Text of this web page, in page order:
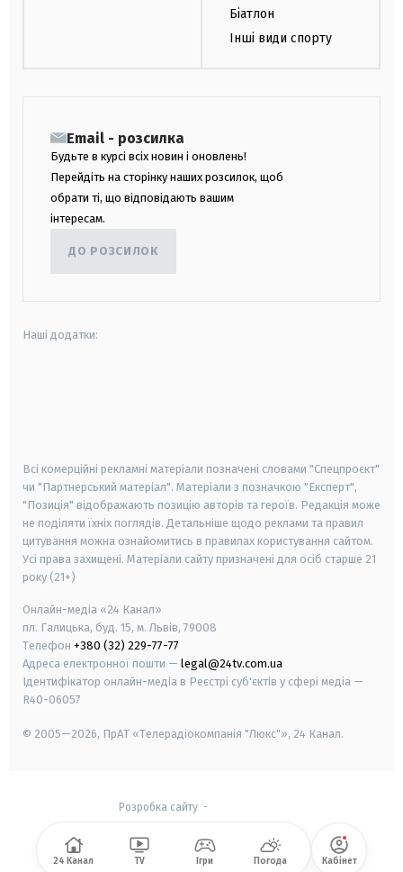
Біатлон
Інші види спорту
Email - розсилка
Будьте в курсі всіх новин і оновлень!
Перейдіть на сторінку наших розсилок, щоб
обрати ті, що відповідають вашим
інтересам.
ДО РОЗСИЛОК
Наші додатки:
Всі комерційні рекламні матеріали позначені словами "Спецпроєкт"
чи "Партнерський матеріал". Матеріали з позначкою "Експерт",
"Позиція" відображають позицію авторів та героїв. Редакція може
не поділяти їхніх поглядів. Детальніше щодо реклами та правил
цитування можна ознайомитись в правилах користування сайтом.
Усі права захищені. Матеріали сайту призначені для осіб старше 21
року (21+)
Онлайн-медіа «24 Канал»
пл. Галицька, буд. 15, м. Львів, 79008
Телефон +380 (32) 229-77-77
Адреса електронної пошти — legal@24tv.com.ua
Ідентифікатор онлайн-медіа в Реєстрі суб'єктів у сфері медіа —
R40-06057
© 2005—2026, ПрАТ «Телерадіокомпанія "Люкс"», 24 Канал.
Розробка сайту-
24 Канал TV Ігри Погода Кабінет